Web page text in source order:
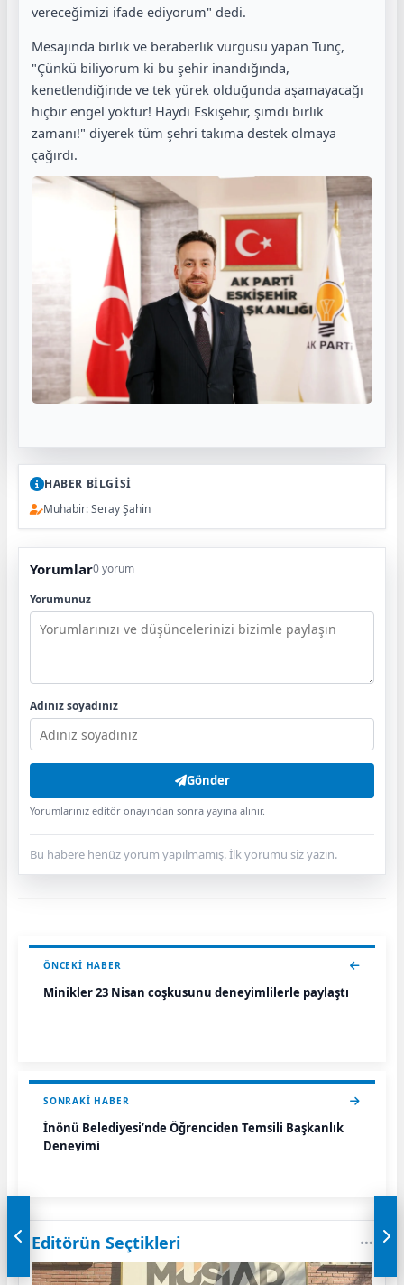
vereceğimizi ifade ediyorum" dedi.
Mesajında birlik ve beraberlik vurgusu yapan Tunç,
"Çünkü biliyorum ki bu şehir inandığında,
kenetlendiğinde ve tek yürek olduğunda aşamayacağı
hiçbir engel yoktur! Haydi Eskişehir, şimdi birlik
zamanı!" diyerek tüm şehri takıma destek olmaya
çağırdı.
HABER BİLGİSİ
Muhabir: Seray Şahin
Yorumlar0 yorum
Yorumunuz
Adınız soyadınız
Gönder
Yorumlarınız editör onayından sonra yayına alınır.
Bu habere henüz yorum yapılmamış. İlk yorumu siz yazın.
ÖNCEKI HABER
Minikler 23 Nisan coşkusunu deneyimlilerle paylaştı
SONRAKI HABER
İnönü Belediyesi’nde Öğrenciden Temsili Başkanlık
Deneyimi
Editörün Seçtikleri